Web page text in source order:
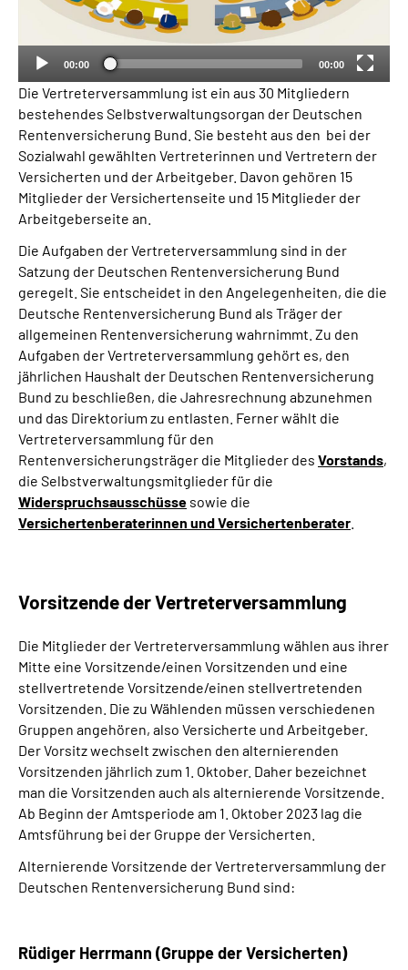
Suche
Mein Kundenportal
00:00 00:00
Die Vertreterversammlung ist ein aus 30 Mitgliedern
bestehendes Selbstverwaltungsorgan der Deutschen
Rentenversicherung Bund. Sie besteht aus den bei der
Sozialwahl gewählten Vertreterinnen und Vertretern der
Versicherten und der Arbeitgeber. Davon gehören 15
Mitglieder der Versichertenseite und 15 Mitglieder der
Arbeitgeberseite an.
Die Aufgaben der Vertreterversammlung sind in der
Satzung der Deutschen Rentenversicherung Bund
geregelt. Sie entscheidet in den Angelegenheiten, die die
Deutsche Rentenversicherung Bund als Träger der
allgemeinen Rentenversicherung wahrnimmt. Zu den
Aufgaben der Vertreterversammlung gehört es, den
jährlichen Haushalt der Deutschen Rentenversicherung
Bund zu beschließen, die Jahresrechnung abzunehmen
und das Direktorium zu entlasten. Ferner wählt die
Vertreterversammlung für den
Rentenversicherungsträger die Mitglieder des Vorstands,
die Selbstverwaltungsmitglieder für die
Widerspruchsausschüsse sowie die
Versichertenberaterinnen und Versichertenberater
Vorsitzende der Vertreterversammlung
Die Mitglieder der Vertreterversammlung wählen aus ihrer
Mitte eine Vorsitzende/einen Vorsitzenden und eine
stellvertretende Vorsitzende/einen stellvertretenden
Vorsitzenden. Die zu Wählenden müssen verschiedenen
Gruppen angehören, also Versicherte und Arbeitgeber.
Der Vorsitz wechselt zwischen den alternierenden
Vorsitzenden jährlich zum 1. Oktober. Daher bezeichnet
man die Vorsitzenden auch als alternierende Vorsitzende.
Ab Beginn der Amtsperiode am 1. Oktober 2023 lag die
Amtsführung bei der Gruppe der Versicherten.
Alternierende Vorsitzende der Vertreterversammlung der
Deutschen Rentenversicherung Bund sind:
Rüdiger Herrmann (Gruppe der Versicherten)